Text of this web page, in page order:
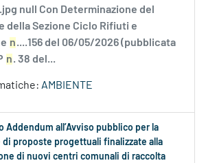
null Con Determinazione del
della Sezione Ciclo Rifiuti e
n....156 del 06/05/2026 (pubblicata
n. 38 del...
AMBIENTE
Addendum all’Avviso pubblico per la
di proposte progettuali finalizzate alla
di nuovi centri comunali di raccolta